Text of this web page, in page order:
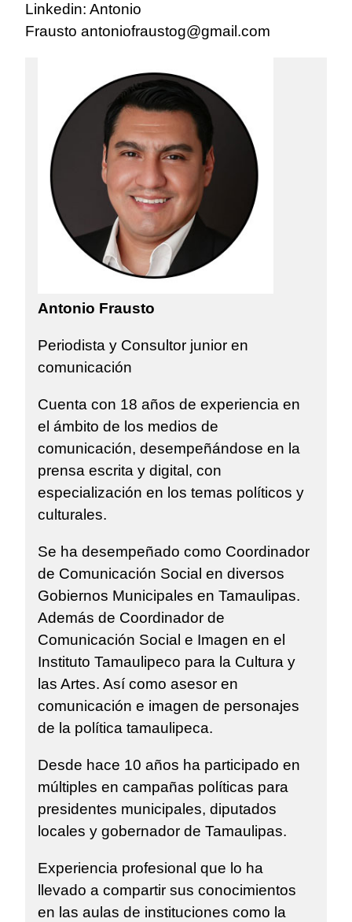
Linkedin: Antonio
Frausto antoniofraustog@gmail.com
Antonio Frausto
Periodista y Consultor junior en
comunicación
Cuenta con 18 años de experiencia en
el ámbito de los medios de
comunicación, desempeñándose en la
prensa escrita y digital, con
especialización en los temas políticos y
culturales.
Se ha desempeñado como Coordinador
de Comunicación Social en diversos
Gobiernos Municipales en Tamaulipas.
Además de Coordinador de
Comunicación Social e Imagen en el
Instituto Tamaulipeco para la Cultura y
las Artes. Así como asesor en
comunicación e imagen de personajes
de la política tamaulipeca.
Desde hace 10 años ha participado en
múltiples en campañas políticas para
presidentes municipales, diputados
locales y gobernador de Tamaulipas.
Experiencia profesional que lo ha
llevado a compartir sus conocimientos
en las aulas de instituciones como la